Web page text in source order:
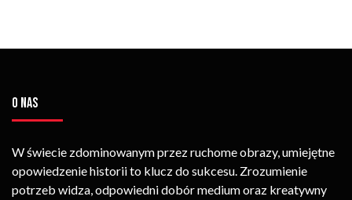
O NAS
W świecie zdominowanym przez ruchome obrazy, umiejętne
opowiedzenie historii to klucz do sukcesu. Zrozumienie
potrzeb widza, odpowiedni dobór medium oraz kreatywny